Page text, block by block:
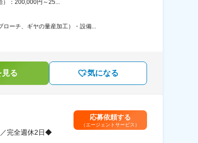
）：200,000円～25...
ーチ、ギヤの量産加工）・設備...
見る 気になる
完全週休2日◆
応募依頼する
（エージェントサービス）